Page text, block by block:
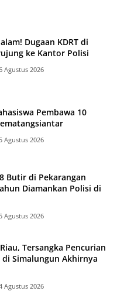
Dugaan KDRT di
ke Kantor Polisi
Agustus 2026
Pembawa 10
Agustus 2026
Butir di Pekarangan
Diamankan Polisi di
5 Agustus 2026
Tersangka Pencurian
di Simalungun Akhirnya
Agustus 2026